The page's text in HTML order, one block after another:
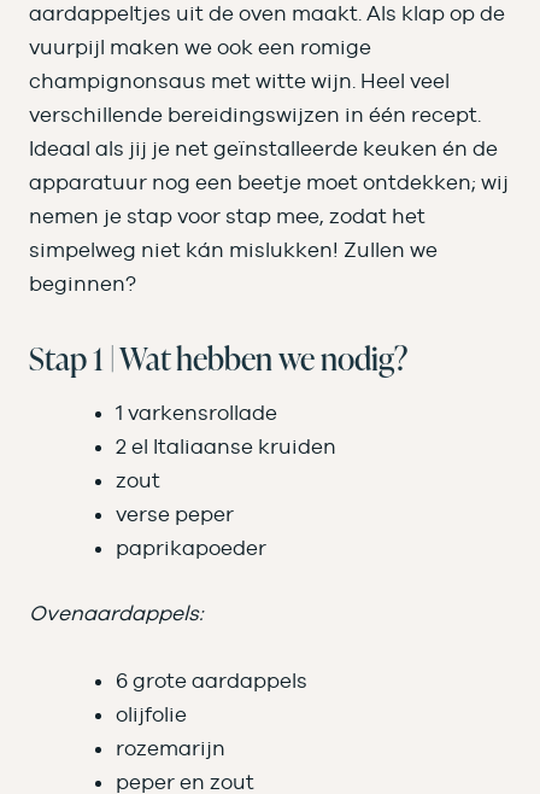
aardappeltjes uit de oven maakt. Als klap op de
vuurpijl maken we ook een romige
champignonsaus met witte wijn. Heel veel
verschillende bereidingswijzen in één recept.
Ideaal als jij je net geïnstalleerde keuken én de
apparatuur nog een beetje moet ontdekken; wij
nemen je stap voor stap mee, zodat het
simpelweg niet kán mislukken! Zullen we
beginnen?
Stap 1 | Wat hebben we nodig?
1 varkensrollade
2 el Italiaanse kruiden
zout
verse peper
paprikapoeder
Ovenaardappels:
6 grote aardappels
olijfolie
rozemarijn
peper en zout